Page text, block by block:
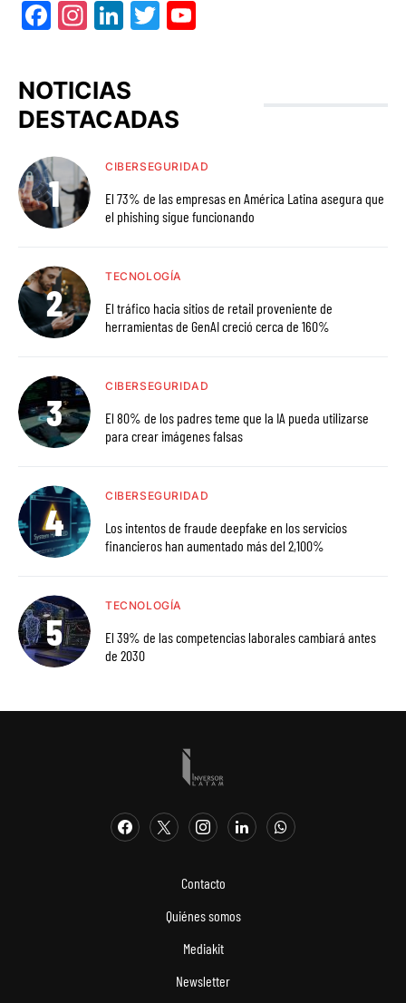
Facebook
Instagram
LinkedIn
Twitter
NOTICIAS
DESTACADAS
CIBERSEGURIDAD
El 73% de las empresas en América Latina asegura que
el phishing sigue funcionando
TECNOLOGÍA
El tráfico hacia sitios de retail proveniente de
herramientas de GenAI creció cerca de 160%
CIBERSEGURIDAD
El 80% de los padres teme que la IA pueda utilizarse
para crear imágenes falsas
CIBERSEGURIDAD
Los intentos de fraude deepfake en los servicios
financieros han aumentado más del 2,100%
TECNOLOGÍA
El 39% de las competencias laborales cambiará antes
de 2030
Contacto
Quiénes somos
Mediakit
Newsletter